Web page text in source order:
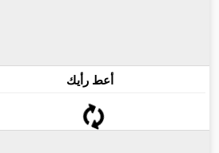
أعط رأيك